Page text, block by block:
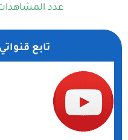
عدد
تابع